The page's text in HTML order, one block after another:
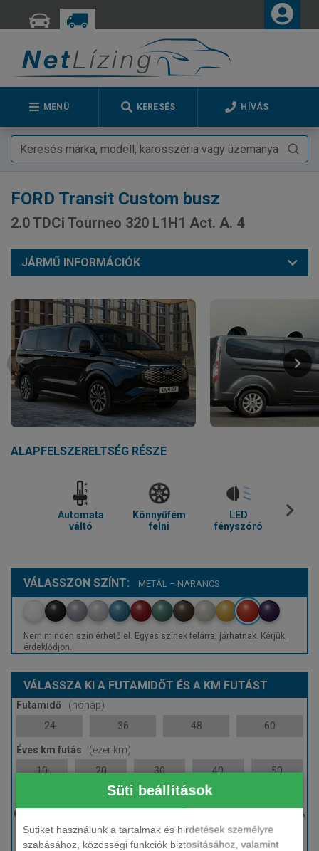
Süti beállítások
Sütiket használunk a tartalmak és hirdetések személyre
szabásához, közösségi funkciók biztosításához, valamint
MENÜ KERESÉS HÍVÁS
FORD Transit Custom busz
2.0 TDCi Tourneo 320 L1H1 Act. A. 4
JÁRMŰ INFORMÁCIÓK
ALAPFELSZERELTSÉG RÉSZE
Automata
váltó
Könnyűfém
felni
LED
fényszóró
VÁLASSZON SZÍNT: METÁL – NARANCS
Nem minden szín érhető el. Egyes színek felárral járhatnak. Kérjük,
érdeklődjön.
VÁLASSZA KI A FUTAMIDŐT ÉS A KM FUTÁST
Futamidő
(hónap)
24
36 48 60
Éves km futás
(ezer km)
10
20 30 40 50
0 %